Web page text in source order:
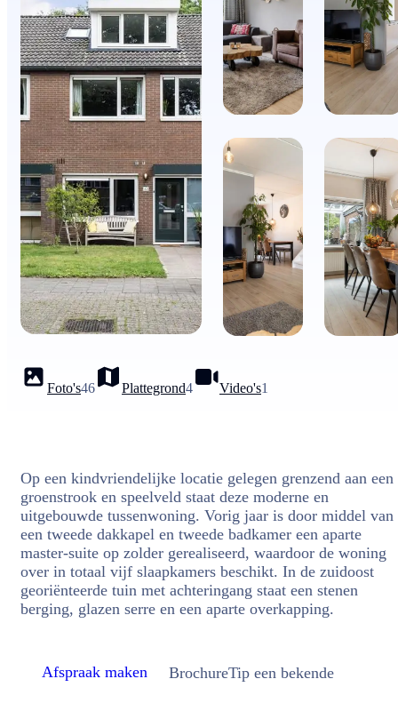
Foto's46 Plattegrond4 Video's1
Op een kindvriendelijke locatie gelegen grenzend aan een
groenstrook en speelveld staat deze moderne en
uitgebouwde tussenwoning. Vorig jaar is door middel van
een tweede dakkapel en tweede badkamer een aparte
master-suite op zolder gerealiseerd, waardoor de woning
over in totaal vijf slaapkamers beschikt. In de zuidoost
georiënteerde tuin met achteringang staat een stenen
berging, glazen serre en een aparte overkapping.
Afspraak maken BrochureTip een bekende